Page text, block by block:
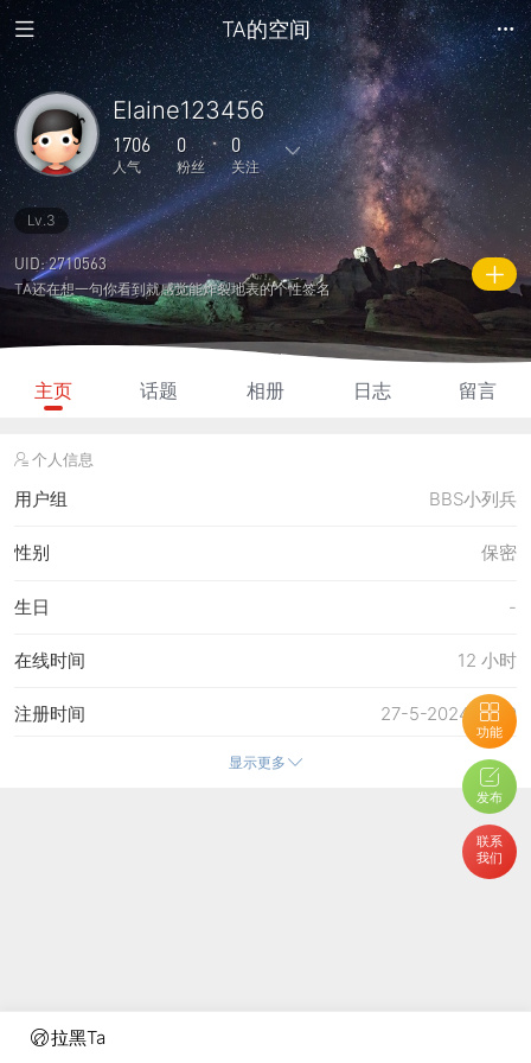
拉黑Ta
TA的空间
功能
发布
联系
我们
Elaine123456
1706
人气
0
粉丝
0
关注
18
主题
0
回复
0
日志
0
相册
0
好友
0 0
关注
0
说说
1706
人气
360
积分
Lv.3
UID: 2710563
TA还在想一句你看到就感觉能炸裂地表的个性签名
主页 话题 相册 日志 留言
个人信息
用户组 BBS小列兵
保密
性别
-
生日
12 小时
在线时间
27-5-2024 11:20
注册时间
6-8-2026 17:57
6-8-2026 17:57
6-8-2026 18:00
显示更多